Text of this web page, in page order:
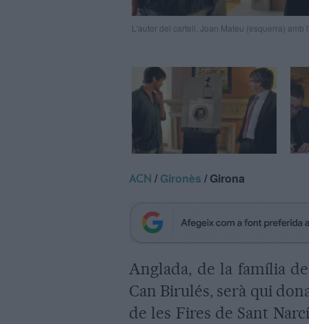
L'autor del cartell, Joan Mateu (esquerra)
ACN /Gironès / Girona
Anglada, de la família
Can Birulés, serà qui
de les Fires de Sant